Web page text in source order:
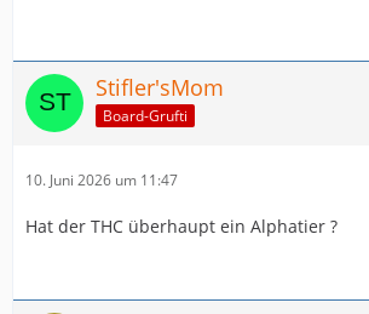
Stifler'sMom
Board-Grufti
10. Juni 2026 um 11:47
Hat der THC überhaupt ein Alphatier ?